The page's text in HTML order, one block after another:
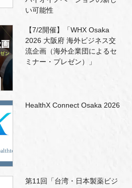
い可能性
【7/2開催】「WHX Osaka
2026 大阪府 海外ビジネス交
流企画（海外企業団によるセ
ミナー・プレゼン）」
HealthX Connect Osaka 2026
第11回「台湾・日本製薬ビジ